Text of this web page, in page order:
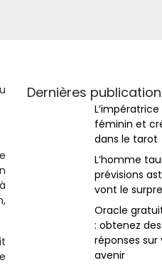
Dernières
féminin et
dans le tarot
L’homme
prévisions
vont le
Oracle
: obtenez des
réponses sur
avenir